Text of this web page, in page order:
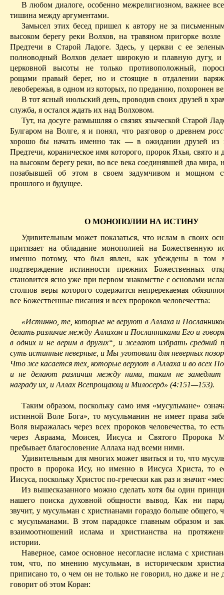
В любом диалоге, особенно межрелигиозном, важнее
тишина между аргументами.
Замысел этих бесед пришел к автору не за
высоком берегу реки Волхов, на травяном пригорке возле
Предтечи в Старой Ладоге. Здесь, у церкви с ее
полноводный Волхов делает широкую и плавную дугу,
церковной высоты не только противоположный,
рощами правый берег, но и стоящие в отдалении
левобережья, в одном из которых, по преданию, похоронен
В тот ясный июльский день, проводив своих друзей в
служба, я остался ждать их над Волховом.
Тут, на досуге размышляя о связях языческой Старой
Булгаром на Волге, я и понял, что разговор о древнем
хорошо бы начать именно так — в ожидании друзей из
Предтечи, кораническое имя которого, пророк Яхья, свято и
на высоком берегу реки, во все века соединявшей два мира,
позабывшей об этом в своем задумчивом и мощном
прошлого и будущее.
О МОНОПОЛИИ НА ИСТИНУ
Удивительным может показаться, что ислам в своих
притязает на обладание монополией на Божественную
именно потому, что был явлен, как убеждены в том
подтверждение истинности прежних Божественных
становится ясно уже при первом знакомстве с основами
столпов веры которого содержится непререкаемая
все Божественные писания и всех пророков человечества:
«Истинно, те, которые не веруют в Аллаха и
делать различие между Аллахом и Посланниками Его и
в одних и не верим в других“, и желают избрать средний
суть истинные неверные, и Мы уготовили для неверных
Что же касается тех, которые веруют в Аллаха и во всех
и не делают различия между ними, таким не
награду их, и Аллах Всепрощающ и Милосерд» (4:151—153).
Таким образом, поскольку само имя «мусульмане»
истинной Воле Бога», то мусульманин не имеет права
Воля выражалась через всех пророков человечества, то
через Авраама, Моисея, Иисуса и Святого Пророка
пребывает благословение Аллаха над всеми ними.
Удивительным для многих может явиться и то, что
просто в пророка Ису, но именно в Иисуса Христа, то
Иисуса, поскольку Христос по-гречески как раз и значит
Из вышесказанного можно сделать хотя бы один
нашего поиска духовной общности вывод. Как ни
звучит, у мусульман с христианами гораздо больше общего,
с мусульманами. В этом парадоксе главным образом и
взаимоотношений ислама и христианства на
истории.
Наверное, самое основное несогласие ислама с
том, что, по мнению мусульман, в историческом
приписано то, о чем он не только не говорил, но даже и не
говорит об этом Коран: